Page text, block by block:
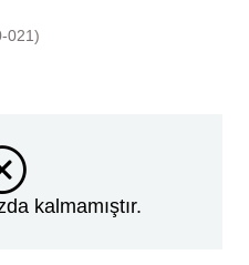
021)
kalmamıştır.